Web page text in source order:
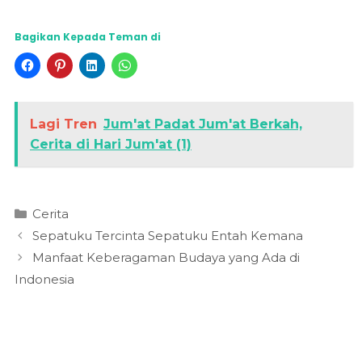
Bagikan Kepada Teman di
Lagi Tren Jum'at Padat Jum'at Berkah,
Cerita di Hari Jum'at (1)
Kategori
Cerita
Sepatuku Tercinta Sepatuku Entah Kemana
Manfaat Keberagaman Budaya yang Ada di
Indonesia